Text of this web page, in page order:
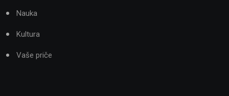
Nauka
Kultura
Vaše priče